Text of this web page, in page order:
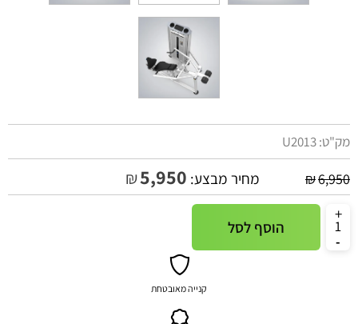
מק"ט:U2013
₪6,950 מחיר מבצע: ₪5,950
הוסף לסל
קנייה מאובטחת